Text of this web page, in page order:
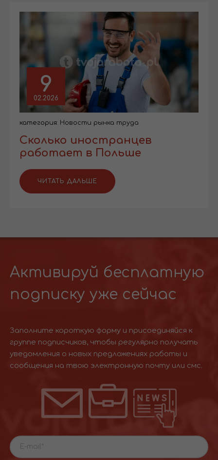
9
02.2026
категория: Новости рынка труда
Сколько иностранцев
работает в Польше
ЧИТАТЬ ДАЛЬШЕ
Активируй бесплатную
подписку уже сейчас
Заполните короткую форму и присоединяйся к
группе подписчиков, чтобы регулярно получать
уведомления о новых предложениях работы и
сообщения на твою электронную почту или смс.